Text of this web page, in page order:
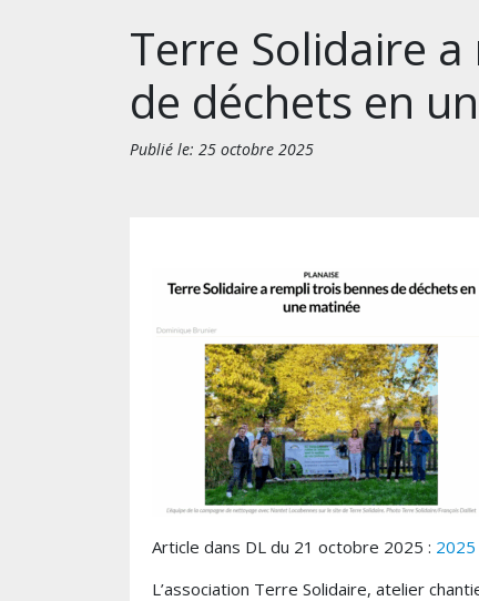
Terre Solidaire
de déchets en
Publié le: 25 octobre 2025
Article dans DL du 21 octobre 2025 : 2025
L’association Terre Solidaire, atelier